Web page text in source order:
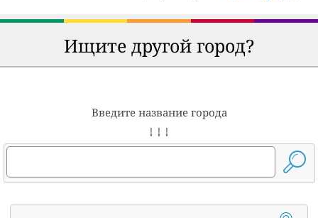
Ищите другой город?
Введите название города
↓ ↓ ↓